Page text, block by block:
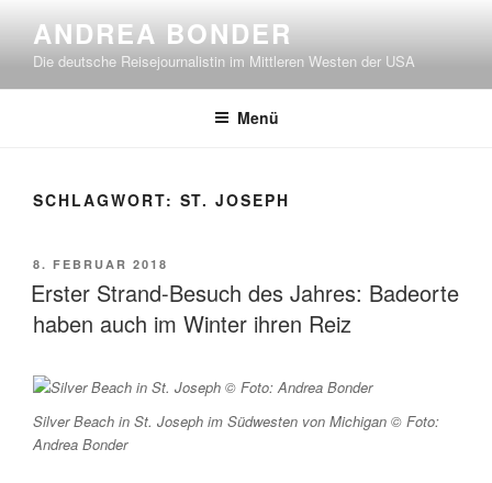
Inhalt
springen
ANDREA BONDER
Die deutsche Reisejournalistin im Mittleren Westen der USA
Menü
SCHLAGWORT: ST. JOSEPH
VERÖFFENTLICHT
AM
8. FEBRUAR 2018
Erster Strand-Besuch des Jahres: Badeorte
haben auch im Winter ihren Reiz
Silver Beach in St. Joseph im Südwesten von Michigan © Foto:
Andrea Bonder